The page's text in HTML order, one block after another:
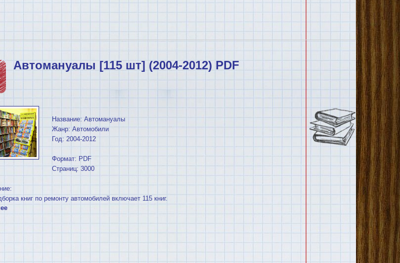
Автомануалы [115 шт] (2004-2012) PDF
Название: Автомануалы
Жанр: Автомобили
Год: 2004-2012
Формат: PDF
Страниц: 3000
книг по ремонту автомобилей включает 115 книг.